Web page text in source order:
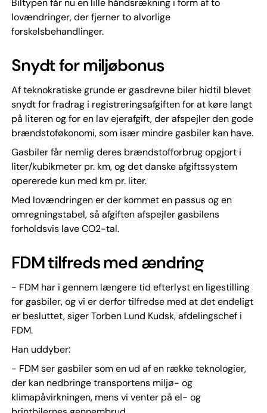
Biltypen får nu en lille håndsrækning i form af to
lovændringer, der fjerner to alvorlige
forskelsbehandlinger.
Snydt for miljøbonus
Af teknokratiske grunde er gasdrevne biler hidtil blevet
snydt for fradrag i registreringsafgiften for at køre langt
på literen og for en lav ejerafgift, der afspejler den gode
brændstoføkonomi, som især mindre gasbiler kan have.
Gasbiler får nemlig deres brændstofforbrug opgjort i
liter/kubikmeter pr. km, og det danske afgiftssystem
opererede kun med km pr. liter.
Med lovændringen er der kommet en passus og en
omregningstabel, så afgiften afspejler gasbilens
forholdsvis lave CO2-tal.
FDM tilfreds med ændring
- FDM har i gennem længere tid efterlyst en ligestilling
for gasbiler, og vi er derfor tilfredse med at det endeligt
er besluttet, siger Torben Lund Kudsk, afdelingschef i
FDM.
Han uddyber:
- FDM ser gasbiler som en ud af en række teknologier,
der kan nedbringe transportens miljø- og
klimapåvirkningen, mens vi venter på el- og